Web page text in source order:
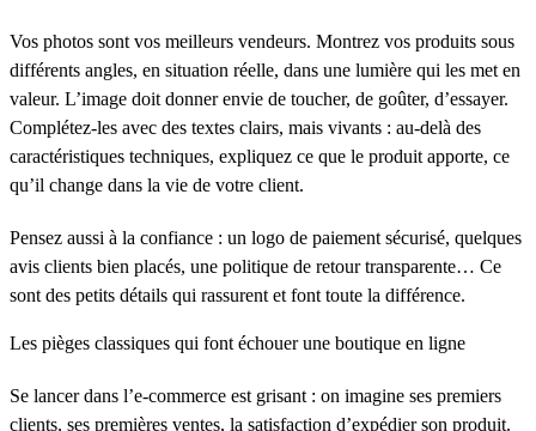
Vos photos sont vos meilleurs vendeurs. Montrez vos produits sous
différents angles, en situation réelle, dans une lumière qui les met en
valeur. L’image doit donner envie de toucher, de goûter, d’essayer.
Complétez-les avec des textes clairs, mais vivants : au-delà des
caractéristiques techniques, expliquez ce que le produit apporte, ce
qu’il change dans la vie de votre client.
Pensez aussi à la confiance : un logo de paiement sécurisé, quelques
avis clients bien placés, une politique de retour transparente… Ce
sont des petits détails qui rassurent et font toute la différence.
Les pièges classiques qui font échouer une boutique en ligne
Se lancer dans l’e-commerce est grisant : on imagine ses premiers
clients, ses premières ventes, la satisfaction d’expédier son produit.